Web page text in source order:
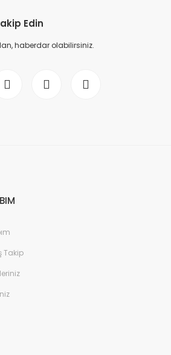
Edin
haberdar olabilirsiniz.
Takip